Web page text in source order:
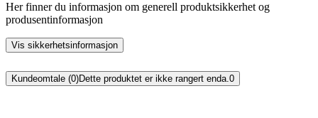
Her finner du informasjon om generell produktsikkerhet og
produsentinformasjon
Vis sikkerhetsinformasjon
Kundeomtale (0)Dette produktet er ikke rangert enda.0